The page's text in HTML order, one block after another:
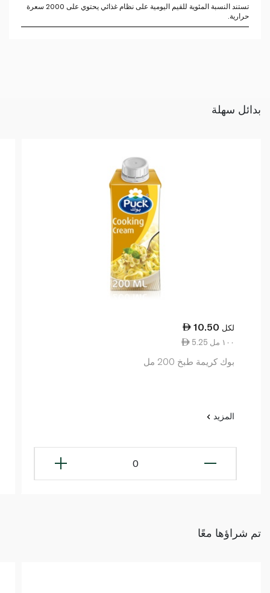
تستند النسبة المئوية للقيم اليومية على نظام غذائي يحتوي على 2000 سعرة
حرارية.
بدائل سهلة
10.50 لكل
5.25 ١٠٠ مل
بوك كريمة طبخ 200 مل
المزيد
0
تم شراؤها معًا